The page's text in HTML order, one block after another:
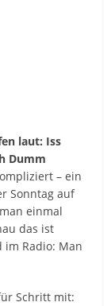
laut: Iss
Dumm
– ein
Sonntag auf
einmal
das ist
im Radio: Man
Schritt mit: